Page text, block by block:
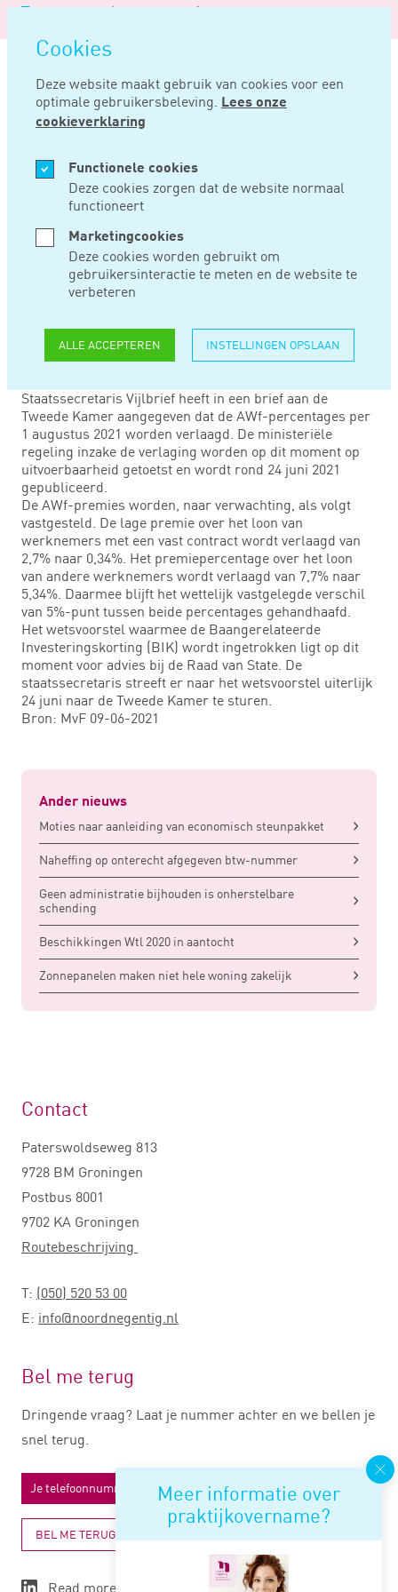
overslaan
Cookies
Deze website maakt gebruik van cookies voor een
optimale gebruikersbeleving. Lees onze
cookieverklaring
Functionele cookies
Deze cookies zorgen dat de website normaal
functioneert
Marketingcookies
Deze cookies worden gebruikt om
gebruikersinteractie te meten en de website te
verbeteren
ALLE ACCEPTEREN INSTELLINGEN OPSLAAN
Logo
Noord
Negentig
Home Nieuws
JUN 10, 2021
VERLAAGDE AWF-
PERCENTAGES
VANWEGE
AFSCHAFFING BIK
Staatssecretaris Vijlbrief heeft in een brief aan de
Tweede Kamer aangegeven dat de AWf-percentages per
1 augustus 2021 worden verlaagd. De ministeriële
regeling inzake de verlaging worden op dit moment op
uitvoerbaarheid getoetst en wordt rond 24 juni 2021
gepubliceerd.
De AWf-premies worden, naar verwachting, als volgt
vastgesteld. De lage premie over het loon van
werknemers met een vast contract wordt verlaagd van
2,7% naar 0,34%. Het premiepercentage over het loon
van andere werknemers wordt verlaagd van 7,7% naar
5,34%. Daarmee blijft het wettelijk vastgelegde verschil
van 5%-punt tussen beide percentages gehandhaafd.
Het wetsvoorstel waarmee de Baangerelateerde
Investeringskorting (BIK) wordt ingetrokken ligt op dit
moment voor advies bij de Raad van State. De
staatssecretaris streeft er naar het wetsvoorstel uiterlijk
24 juni naar de Tweede Kamer te sturen.
Bron: MvF 09-06-2021
Ander nieuws
Moties naar aanleiding van economisch steunpakket
Naheffing op onterecht afgegeven btw-nummer
Geen administratie bijhouden is onherstelbare
schending
Beschikkingen Wtl 2020 in aantocht
Zonnepanelen maken niet hele woning zakelijk
Meer informatie over
praktijkovername?
Contact
Paterswoldseweg 813
9728 BM Groningen
Postbus 8001
9702 KA Groningen
Routebeschrijving
T: (050) 520 53 00
E: info@noordnegentig.nl
Bel me terug
Dringende vraag? Laat je nummer achter en we bellen je
snel terug.
BEL ME TERUG
Read more